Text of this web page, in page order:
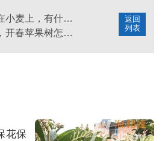
返回
列表
叶面肥喷施在小麦上，有什么效果？
水溶肥追肥，开春苹果树怎么用
花保